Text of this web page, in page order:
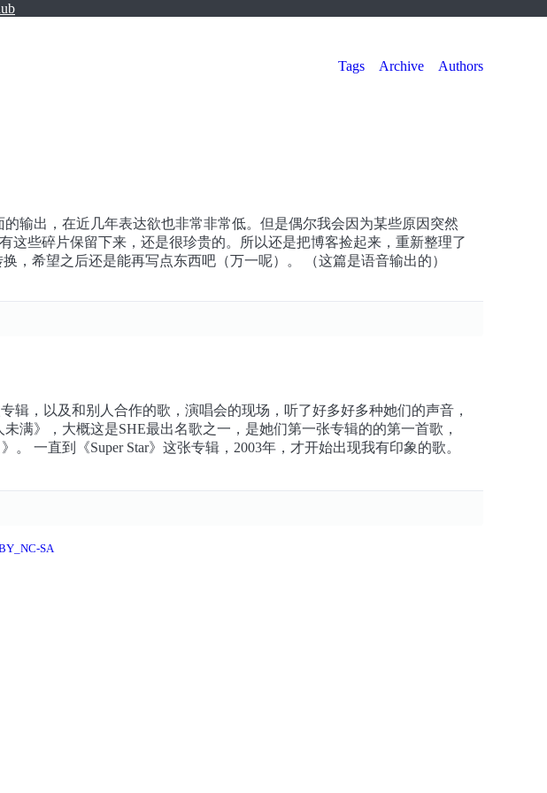
Tags Archive Authors
输出，在近几年表达欲也非常非常低。但是偶尔我会因为某些原因突然
这些碎片保留下来，还是很珍贵的。所以还是把博客捡起来，重新整理了
，希望之后还是能再写点东西吧（万一呢）。 （这篇是语音输出的）
，以及和别人合作的歌，演唱会的现场，听了好多好多种她们的声音，
满》，大概这是SHE最出名歌之一，是她们第一张专辑的的第一首歌，
一直到《Super Star》这张专辑，2003年，才开始出现我有印象的歌。
SA